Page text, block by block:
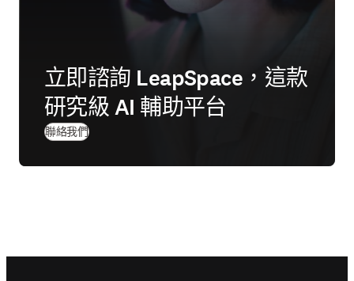
立即諮詢 LeapSpace，這款
研究級 AI 輔助平台
聯絡我們